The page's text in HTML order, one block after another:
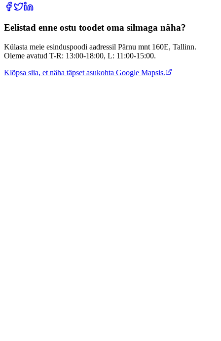
Eelistad enne ostu toodet oma silmaga näha?
Külasta meie esinduspoodi aadressil Pärnu mnt 160E, Tallinn.
Oleme avatud T-R: 13:00-18:00, L: 11:00-15:00.
Klõpsa siia, et näha täpset asukohta Google Mapsis.